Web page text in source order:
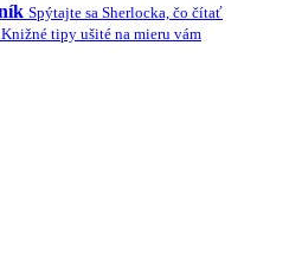
Spýtajte sa Sherlocka, čo čítať
Knižné tipy ušité na mieru vám